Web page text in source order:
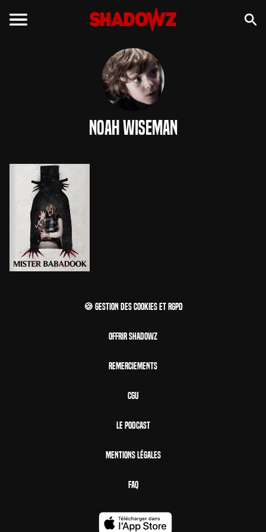
Noah Wiseman
🍪 Gestion des cookies et RGPD
Offrir Shadowz
Remerciements
CGU
Le Podcast
Mentions Légales
FAQ